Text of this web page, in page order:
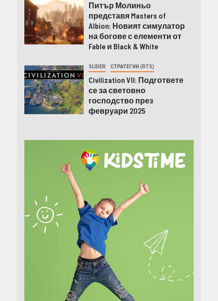
Питър Молиньо
представя Masters of
Albion: Новият симулатор
на богове с елементи от
Fable и Black & White
SLIDER СТРАТЕГИИ (RTS)
Civilization VII: Подгответе
се за световно
господство през
февруари 2025